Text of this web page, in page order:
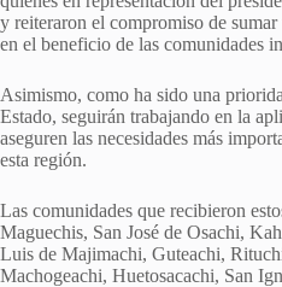
y reiteraron el compromiso de
en el beneficio de las comunidades
Asimismo, como ha sido una
Estado, seguirán trabajando en la
aseguren las necesidades más
esta región.
Las comunidades que recibieron
Maguechis, San José de Osachi,
Luis de Majimachi, Guteachi,
Machogeachi, Huetosacachi, San